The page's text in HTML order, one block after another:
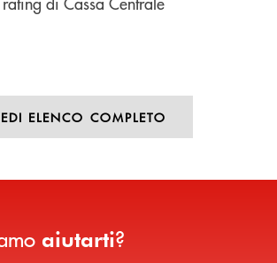
ELENCO COMPLETO
aiutarti?